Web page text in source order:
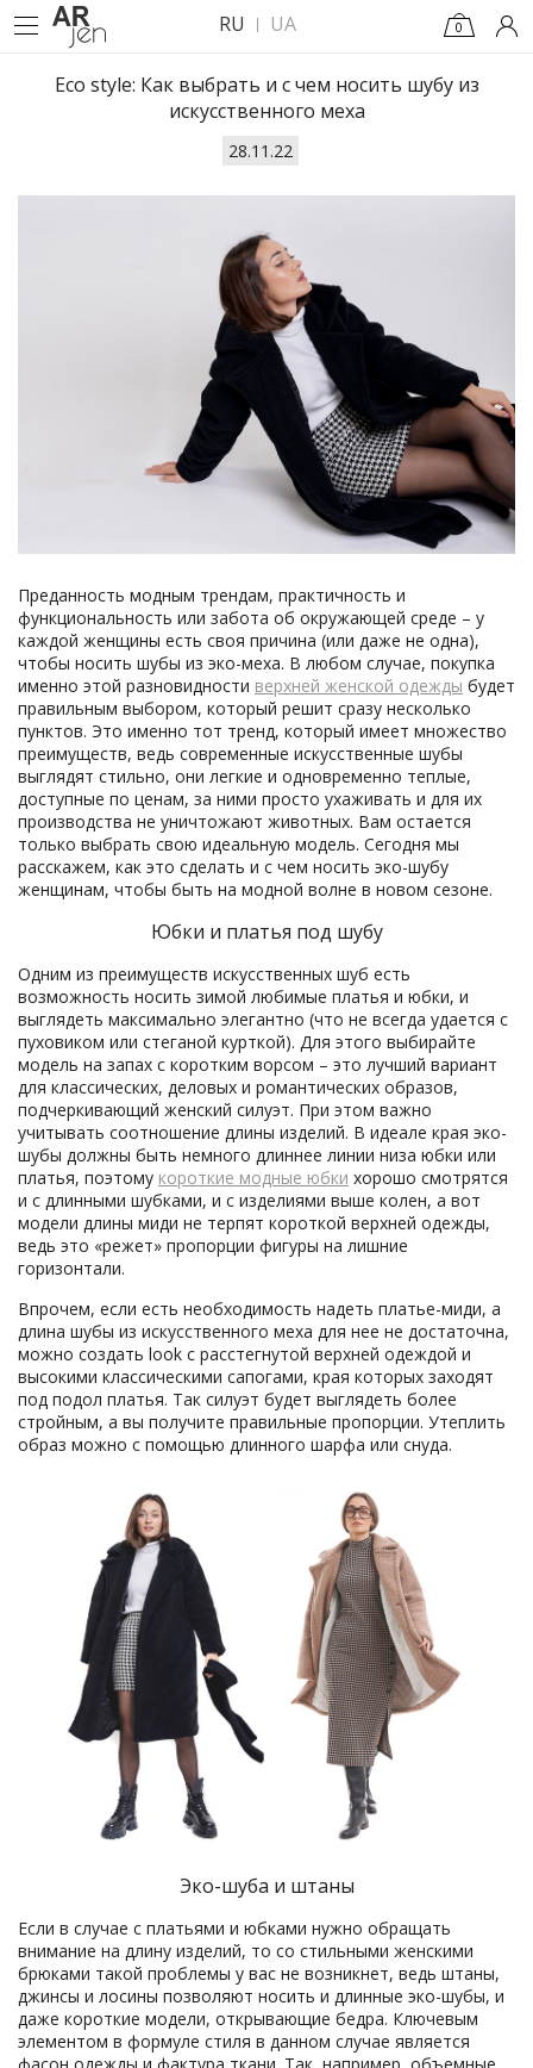
RU UA 0
Eco style: Как выбрать и с чем носить шубу из
искусственного меха
28.11.22
Преданность модным трендам, практичность и
функциональность или забота об окружающей среде – у
каждой женщины есть своя причина (или даже не одна),
чтобы носить шубы из эко-меха. В любом случае, покупка
именно этой разновидности верхней женской одежды будет
правильным выбором, который решит сразу несколько
пунктов. Это именно тот тренд, который имеет множество
преимуществ, ведь современные искусственные шубы
выглядят стильно, они легкие и одновременно теплые,
доступные по ценам, за ними просто ухаживать и для их
производства не уничтожают животных. Вам остается
только выбрать свою идеальную модель. Сегодня мы
расскажем, как это сделать и с чем носить эко-шубу
женщинам, чтобы быть на модной волне в новом сезоне.
Юбки и платья под шубу
Одним из преимуществ искусственных шуб есть
возможность носить зимой любимые платья и юбки, и
выглядеть максимально элегантно (что не всегда удается с
пуховиком или стеганой курткой). Для этого выбирайте
модель на запах с коротким ворсом – это лучший вариант
для классических, деловых и романтических образов,
подчеркивающий женский силуэт. При этом важно
учитывать соотношение длины изделий. В идеале края эко-
шубы должны быть немного длиннее линии низа юбки или
платья, поэтому короткие модные юбки хорошо смотрятся
и с длинными шубками, и с изделиями выше колен, а вот
модели длины миди не терпят короткой верхней одежды,
ведь это «режет» пропорции фигуры на лишние
горизонтали.
Впрочем, если есть необходимость надеть платье-миди, а
длина шубы из искусственного меха для нее не достаточна,
можно создать look с расстегнутой верхней одеждой и
высокими классическими сапогами, края которых заходят
под подол платья. Так силуэт будет выглядеть более
стройным, а вы получите правильные пропорции. Утеплить
образ можно с помощью длинного шарфа или снуда.
Эко-шуба и штаны
Если в случае с платьями и юбками нужно обращать
внимание на длину изделий, то со стильными женскими
брюками такой проблемы у вас не возникнет, ведь штаны,
джинсы и лосины позволяют носить и длинные эко-шубы, и
даже короткие модели, открывающие бедра. Ключевым
элементом в формуле стиля в данном случае является